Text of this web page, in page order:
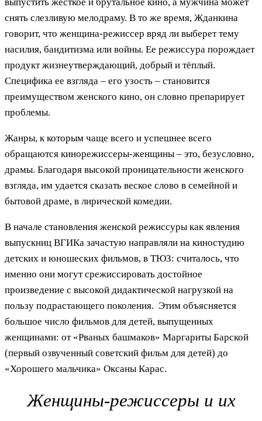
снять слезливую мелодраму. В то же время, Жданкина
говорит, что женщина-режиссер вряд ли выберет тему
насилия, бандитизма или войны. Ее режиссура порождает
продукт жизнеутверждающий, добрый и тёплый.
Специфика ее взгляда – его узость – становится
преимуществом женского кино, он словно препарирует
проблемы.
Жанры, к которым чаще всего и успешнее всего
обращаются кинорежиссеры-женщины – это, безусловно,
драмы. Благодаря высокой проницательности женского
взгляда, им удается сказать веское слово в семейной и
бытовой драме, в лирической комедии.
В начале становления женской режиссуры как явления
выпускниц ВГИКа зачастую направляли на киностудию
детских и юношеских фильмов, в ТЮЗ: считалось, что
именно они могут срежиссировать достойное
произведение с высокой дидактической нагрузкой на
пользу подрастающего поколения. Этим объясняется
большое число фильмов для детей, выпущенных
женщинами: от «Рваных башмаков» Маргариты Барской
(первый озвученный советский фильм для детей) до
«Хорошего мальчика» Оксаны Карас.
Женщины-режиссеры и их